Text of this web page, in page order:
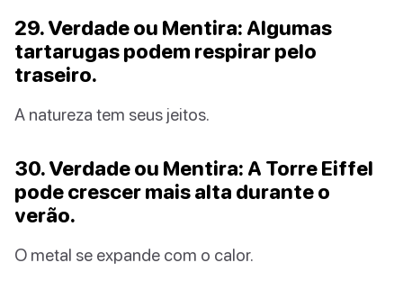
29. Verdade ou Mentira: Algumas
tartarugas podem respirar pelo
traseiro.
A natureza tem seus jeitos.
30. Verdade ou Mentira: A Torre Eiffel
pode crescer mais alta durante o
verão.
O metal se expande com o calor.